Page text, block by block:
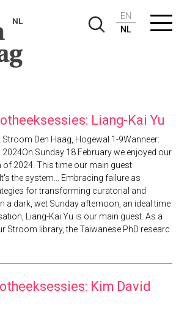
NL
EN
NL
Liang-Kai Yu
Stroom Den Haag, Hogewal 1-9Wanneer:
Sunday 18 February we enjoyed our
2024. This time our main guest
the system... Embracing failure as
for transforming curatorial and
a dark, wet Sunday afternoon, an ideal time
Liang-Kai Yu is our main guest. As a
Stroom library, the Taiwanese PhD researc
Kim David